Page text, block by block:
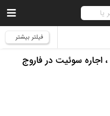
فیلتر بیشتر
، اجاره سوئیت در فاروج